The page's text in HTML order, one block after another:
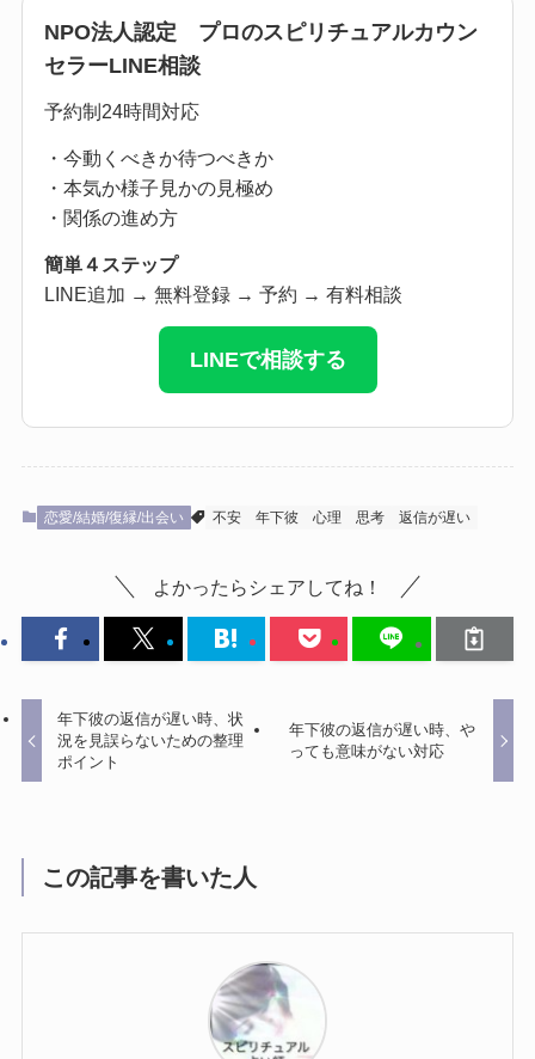
NPO法人認定 プロのスピリチュアルカウン
セラーLINE相談
予約制24時間対応
・今動くべきか待つべきか
・本気か様子見かの見極め
・関係の進め方
簡単４ステップ
LINE追加 → 無料登録 → 予約 → 有料相談
LINEで相談する
恋愛/結婚/復縁/出会い 不安 年下彼 心理 思考 返信が遅い
よかったらシェアしてね！
年下彼の返信が遅い時、状
況を見誤らないための整理
ポイント
年下彼の返信が遅い時、や
っても意味がない対応
この記事を書いた人